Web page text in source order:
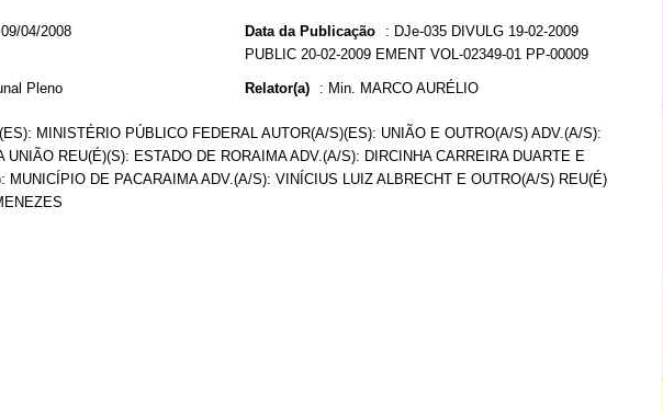
09/04/2008 Data da Publicação : DJe-035 DIVULG 19-02-2009
PUBLIC 20-02-2009 EMENT VOL-02349-01 PP-00009
Pleno Relator(a) : Min. MARCO AURÉLIO
MINISTÉRIO PÚBLICO FEDERAL AUTOR(A/S)(ES): UNIÃO E OUTRO(A/S) ADV.(A/S):
UNIÃO REU(É)(S): ESTADO DE RORAIMA ADV.(A/S): DIRCINHA CARREIRA DUARTE E
MUNICÍPIO DE PACARAIMA ADV.(A/S): VINÍCIUS LUIZ ALBRECHT E OUTRO(A/S) REU(É)